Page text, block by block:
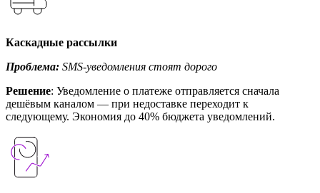
Каскадные рассылки
Проблема: SMS-уведомления стоят дорого
Решение: Уведомление о платеже отправляется сначала
дешёвым каналом — при недоставке переходит к
следующему. Экономия до 40% бюджета уведомлений.